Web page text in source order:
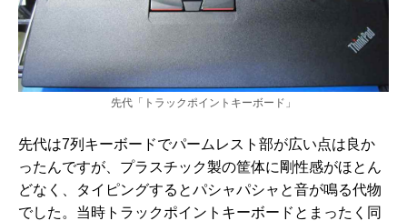
先代「トラックポイントキーボード」
先代は7列キーボードでパームレスト部が広い点は良か
ったんですが、プラスチック製の筐体に剛性感がほとん
どなく、タイピングするとパシャパシャと音が鳴る代物
でした。当時トラックポイントキーボードとまったく同